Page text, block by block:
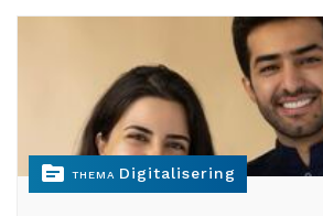
topic THEMA Digitalisering